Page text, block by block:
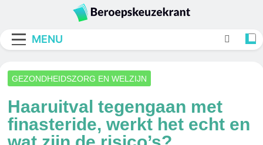
content
MENU
GEZONDHEIDSZORG EN WELZIJN
Haaruitval tegengaan met
finasteride, werkt het echt en